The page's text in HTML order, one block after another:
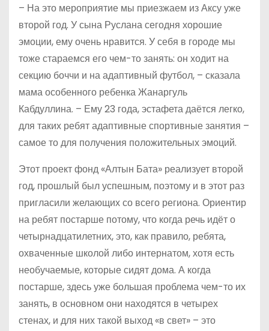
– На это мероприятие мы приезжаем из Аксу уже
второй год. У сына Руслана сегодня хорошие
эмоции, ему очень нравится. У себя в городе мы
тоже стараемся его чем-то занять: он ходит на
секцию боччи и на адаптивный футбол, – сказала
мама особенного ребенка Жанаргуль
Кабдуллина. – Ему 23 года, эстафета даётся легко,
для таких ребят адаптивные спортивные занятия –
самое то для получения положительных эмоций.
Этот проект фонд «Алтын Бата» реализует второй
год, прошлый был успешным, поэтому и в этот раз
пригласили желающих со всего региона. Ориентир
на ребят постарше потому, что когда речь идёт о
четырнадцатилетних, это, как правило, ребята,
охваченные школой либо интернатом, хотя есть
необучаемые, которые сидят дома. А когда
постарше, здесь уже большая проблема чем-то их
занять, в основном они находятся в четырех
стенах, и для них такой выход «в свет» – это